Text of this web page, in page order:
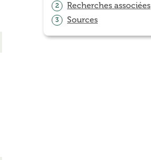
2 Recherches associées
3 Sources